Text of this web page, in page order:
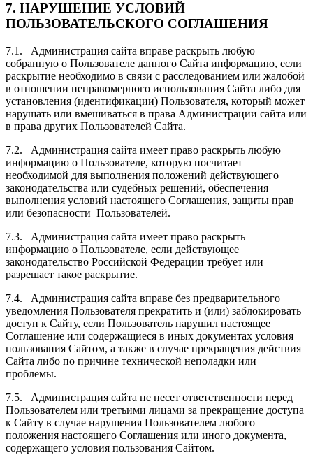
7. НАРУШЕНИЕ УСЛОВИЙ
ПОЛЬЗОВАТЕЛЬСКОГО СОГЛАШЕНИЯ
7.1. Администрация сайта вправе раскрыть любую
собранную о Пользователе данного Сайта информацию, если
раскрытие необходимо в связи с расследованием или жалобой
в отношении неправомерного использования Сайта либо для
установления (идентификации) Пользователя, который может
нарушать или вмешиваться в права Администрации сайта или
в права других Пользователей Сайта.
7.2. Администрация сайта имеет право раскрыть любую
информацию о Пользователе, которую посчитает
необходимой для выполнения положений действующего
законодательства или судебных решений, обеспечения
выполнения условий настоящего Соглашения, защиты прав
или безопасности Пользователей.
7.3. Администрация сайта имеет право раскрыть
информацию о Пользователе, если действующее
законодательство Российской Федерации требует или
разрешает такое раскрытие.
7.4. Администрация сайта вправе без предварительного
уведомления Пользователя прекратить и (или) заблокировать
доступ к Сайту, если Пользователь нарушил настоящее
Соглашение или содержащиеся в иных документах условия
пользования Сайтом, а также в случае прекращения действия
Сайта либо по причине технической неполадки или
проблемы.
7.5. Администрация сайта не несет ответственности перед
Пользователем или третьими лицами за прекращение доступа
к Сайту в случае нарушения Пользователем любого
положения настоящего Соглашения или иного документа,
содержащего условия пользования Сайтом.